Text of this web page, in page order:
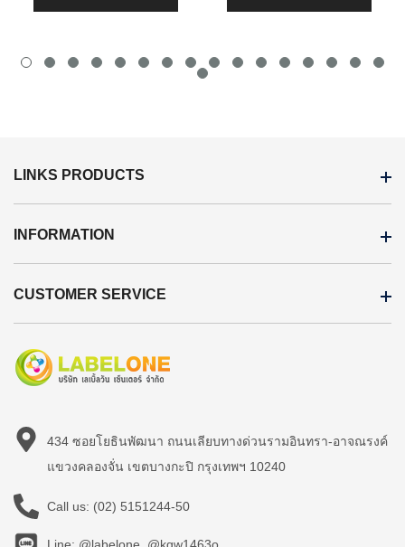
ทำงานภายใต้
-4°F to 122°F/-20°C to +50°C,
ระบบป้องกันไฟฟ้า
+/-15kVdc
LINKS PRODUCTS
INFORMATION
CUSTOMER SERVICE
434 ซอยโยธินพัฒนา ถนนเลียบทางด่วนรามอินทรา-อาจณรงค์
แขวงคลองจั่น เขตบางกะปิ กรุงเทพฯ 10240
Call us: (02) 5151244-50